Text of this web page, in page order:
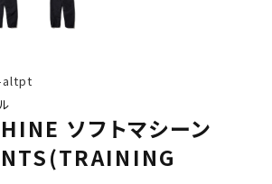
altpt
ソフトマシーン